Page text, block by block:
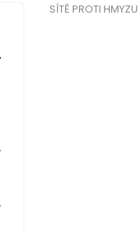
SÍTĚ PROTI HMYZU